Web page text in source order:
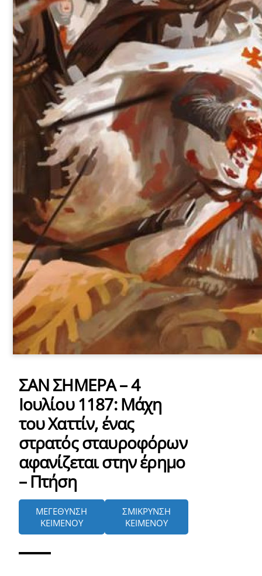
ΣΑΝ ΣΗΜΕΡΑ – 4
Ιουλίου 1187: Μάχη
του Χαττίν, ένας
στρατός σταυροφόρων
αφανίζεται στην έρημο
– Πτήση
ΜΕΓΕΘΥΝΣΗ
ΚΕΙΜΕΝΟΥ
ΣΜΙΚΡΥΝΣΗ
ΚΕΙΜΕΝΟΥ